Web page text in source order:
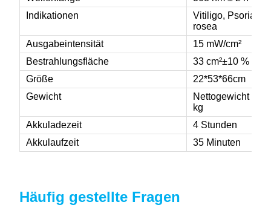
Indikationen
Vitiligo,
rosea
Ausgabeintensität
15 mW/cm²
Bestrahlungsfläche
33 cm²±10 %
Größe
22*53*66cm
Gewicht
Nettogewicht 0,7
kg
Akkuladezeit
4 Stunden
Akkulaufzeit
35 Minuten
Häufig gestellte Fragen